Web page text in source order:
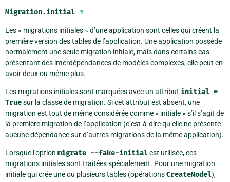
Migration.initial ¶
Les « migrations initiales » d’une application sont celles qui créent la
première version des tables de l’application. Une application possède
normalement une seule migration initiale, mais dans certains cas
présentant des interdépendances de modèles complexes, elle peut en
avoir deux ou même plus.
Les migrations initiales sont marquées avec un attribut initial =
Truesur la classe de migration. Si cet attribut est absent, une
migration est tout de même considérée comme « initiale » s’il s’agit de
la première migration de l’application (c’est-à-dire qu’elle ne présente
aucune dépendance sur d’autres migrations de la même application).
Lorsque l’option migrate --fake-initialest utilisée, ces
migrations initiales sont traitées spécialement. Pour une migration
initiale qui crée une ou plusieurs tables (opérationsCreateModel),